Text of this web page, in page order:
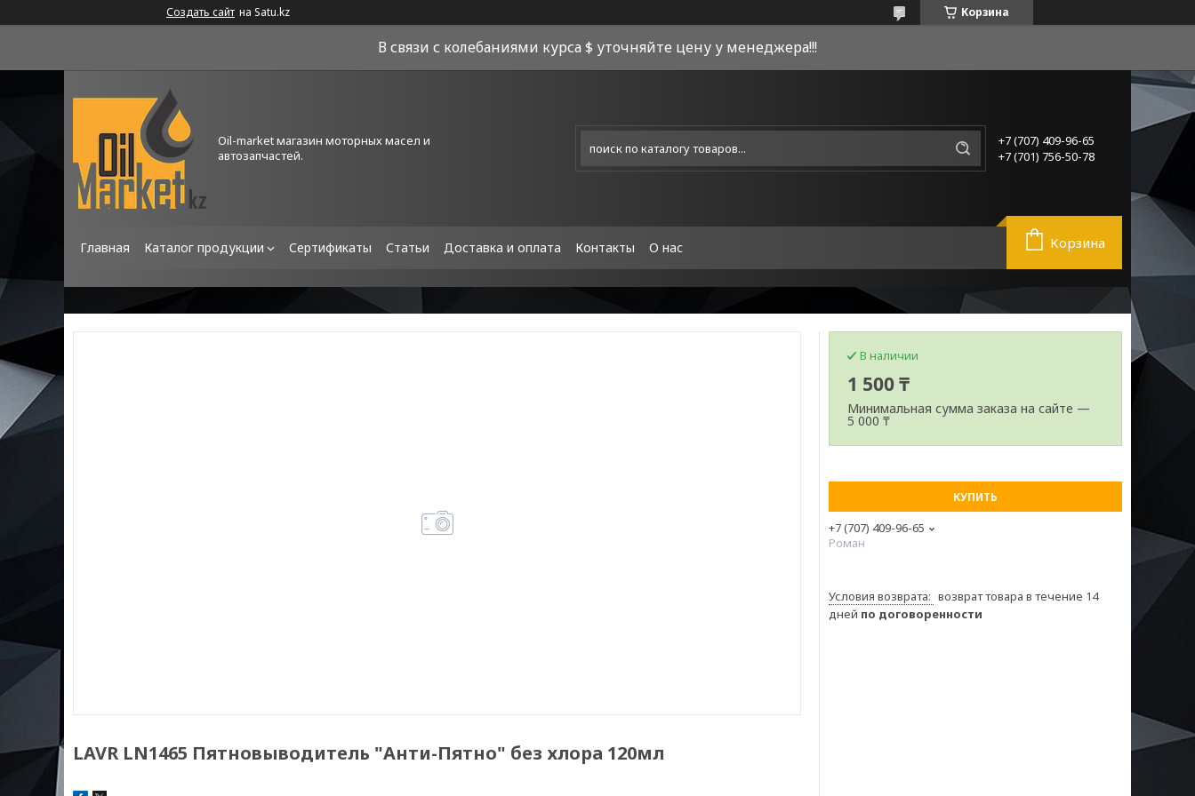
Создать сайт на Satu.kz Корзина
В связи с колебаниями курса $ уточняйте цену у менеджера!!!
Oil-market магазин моторных масел и
автозапчастей.
+7 (707) 409-96-65
+7 (701) 756-50-78
Главная Каталог продукции Сертификаты Статьи Доставка и оплата Контакты О нас Корзина
LAVR LN1465 Пятновыводитель "Анти-Пятно" без хлора 120мл
В наличии
1 500 ₸
Минимальная сумма заказа на сайте —
5 000 ₸
КУПИТЬ
+7 (707) 409-96-65
Роман
возврат товара в течение 14
дней по договоренности